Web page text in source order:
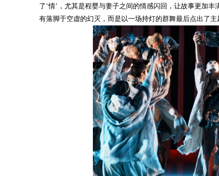
了‘情’，尤其是程婴与妻子之间的情感闪回，让故事更加
有落脚于空虚的幻灭，而是以一场持灯的群舞最后点出了